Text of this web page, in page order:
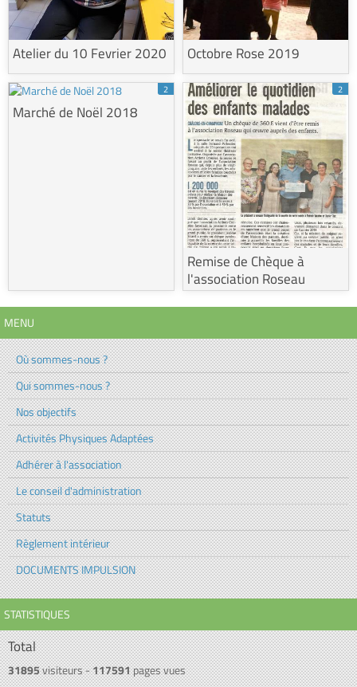
Atelier du 10 Fevrier 2020 Octobre Rose 2019
2
Marché de Noël 2018
2
Remise de Chèque à
l'association Roseau
MENU
Où sommes-nous ?
Qui sommes-nous ?
Nos objectifs
Activités Physiques Adaptées
Adhérer à l'association
Le conseil d'administration
Statuts
Règlement intérieur
DOCUMENTS IMPULSION
STATISTIQUES
Total
31895visiteurs -117591pages vues